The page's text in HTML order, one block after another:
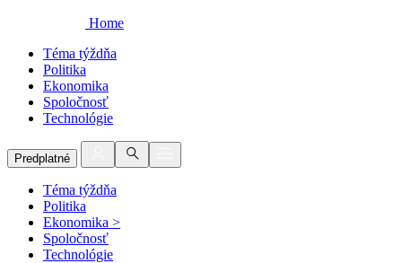
Home
Téma týždňa
Politika
Ekonomika
Spoločnosť
Technológie
Predplatné
Téma týždňa
Politika
Ekonomika >
Spoločnosť
Technológie